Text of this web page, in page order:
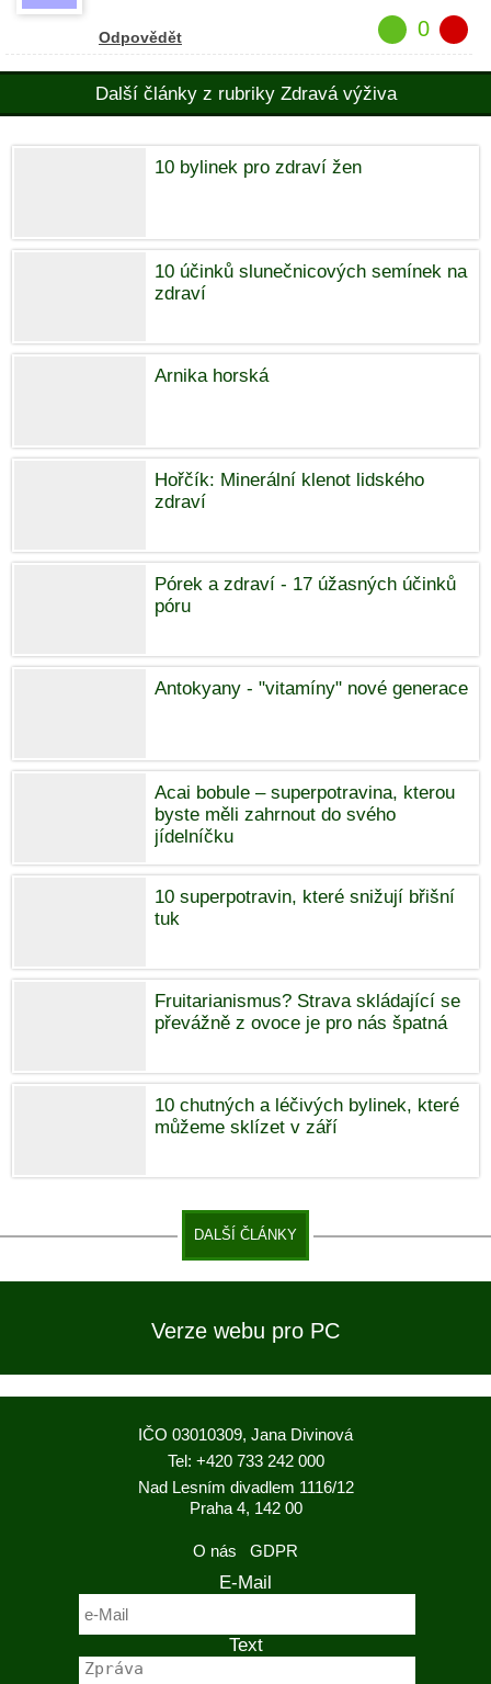
Odpovědět 0
Další články z rubriky Zdravá výživa
10 bylinek pro zdraví žen
10 účinků slunečnicových semínek na
zdraví
Arnika horská
Hořčík: Minerální klenot lidského
zdraví
Pórek a zdraví - 17 úžasných účinků
póru
Antokyany - "vitamíny" nové generace
Acai bobule – superpotravina, kterou
byste měli zahrnout do svého
jídelníčku
10 superpotravin, které snižují břišní
tuk
Fruitarianismus? Strava skládající se
převážně z ovoce je pro nás špatná
10 chutných a léčivých bylinek, které
můžeme sklízet v září
DALŠÍ ČLÁNKY
Verze webu pro PC
IČO 03010309, Jana Divinová
Tel: +420 733 242 000
Nad Lesním divadlem 1116/12
Praha 4, 142 00
O nás GDPR
E-Mail
Text